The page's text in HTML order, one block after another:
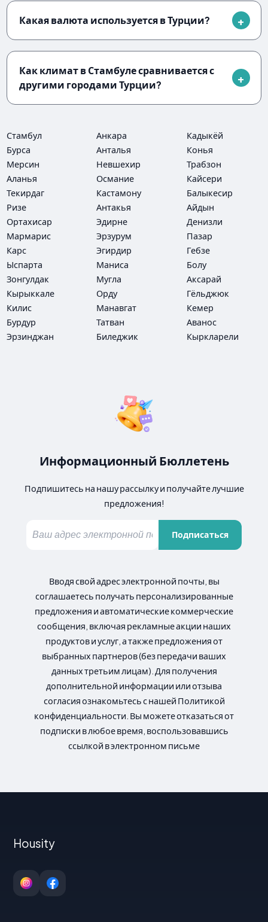
Какая валюта используется в Турции?
Как климат в Стамбуле сравнивается с
другими городами Турции?
Стамбул Анкара
Кадыкёй
Бурса
Анталья
Конья
Мерсин
Невшехир
Трабзон
Аланья
Османие
Кайсери
Текирдаг
Кастамону
Балыкесир
Ризе
Антакья
Айдын
Ортахисар
Эдирне
Денизли
Мармарис
Эрзурум
Пазар
Карс
Эгирдир
Гебзе
Ыспарта
Маниса
Болу
Зонгулдак
Мугла
Аксарай
Кырыккале
Орду
Гёльджюк
Килис
Манавгат
Кемер
Бурдур
Татван
Аванос
Эрзинджан
Биледжик Кыркларели
Информационный Бюллетень
Подпишитесь на нашу рассылку и получайте лучшие
предложения!
Подписаться
Вводя свой адрес электронной почты, вы
соглашаетесь получать персонализированные
предложения и автоматические коммерческие
сообщения, включая рекламные акции наших
продуктов и услуг, а также предложения от
выбранных партнеров (без передачи ваших
данных третьим лицам). Для получения
дополнительной информации или отзыва
согласия ознакомьтесь с нашей Политикой
конфиденциальности. Вы можете отказаться от
подписки в любое время, воспользовавшись
ссылкой в электронном письме
Housity